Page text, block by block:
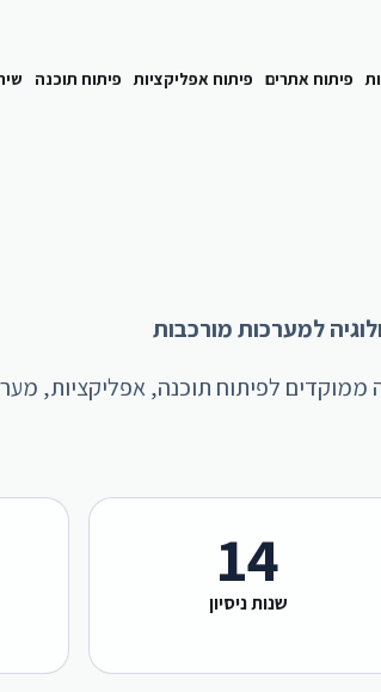
פיתוח תוכנה פיתוח אפליקציות פיתוח אתרים
למערכות מורכבות
14
שנות ניסיון